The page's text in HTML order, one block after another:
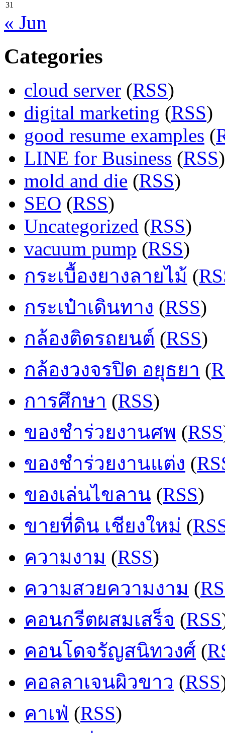
31
« Jun
Categories
cloud server (RSS)
digital marketing (RSS)
good resume examples (
LINE for Business (RSS)
mold and die (RSS)
SEO (RSS)
Uncategorized (RSS)
vacuum pump (RSS)
กระเบื้องยางลายไม้ (
กระเป๋าเดินทาง (RSS)
กล้องติดรถยนต์ (RSS)
กล้องวงจรปิด อยุธยา (
การศึกษา (RSS)
ของชำร่วยงานศพ (RSS
ของชำร่วยงานแต่ง (
ของเล่นไขลาน (RSS)
ขายที่ดิน เชียงใหม่ (
ความงาม (RSS)
ความสวยความงาม (
คอนกรีตผสมเสร็จ (RSS
คอนโดจรัญสนิทวงศ์ (
คอลลาเจนผิวขาว (RSS
คาเฟ่ (RSS)